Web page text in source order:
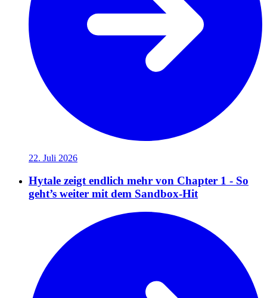
22. Juli 2026
Hytale zeigt endlich mehr von Chapter 1 - So
geht’s weiter mit dem Sandbox-Hit